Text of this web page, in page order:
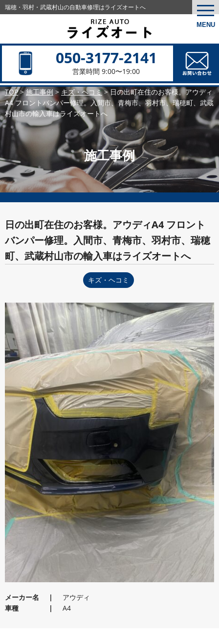
MENU
瑞穂・羽村・武蔵村山の自動車修理はライズオートへ
050-3177-2141
営業時間 9:00〜19:00
TOP>施工事例 > キズ・ヘコミ>日の出町在住のお客様。アウディ
A4 フロントバンパー修理。入間市、青梅市、羽村市、瑞穂町、武蔵
村山市の輸入車はライズオートへ
施工事例
日の出町在住のお客様。アウディA4 フロント
バンパー修理。入間市、青梅市、羽村市、瑞穂
町、武蔵村山市の輸入車はライズオートへ
キズ・ヘコミ
メーカー名
アウディ
車種
A4